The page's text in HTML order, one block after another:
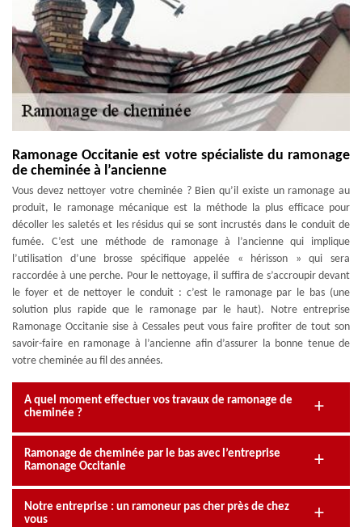
Ramonage Occitanie est votre spécialiste du ramonage
de cheminée à l’ancienne
Vous devez nettoyer votre cheminée ? Bien qu’il existe un ramonage au
produit, le ramonage mécanique est la méthode la plus efficace pour
décoller les saletés et les résidus qui se sont incrustés dans le conduit de
fumée. C’est une méthode de ramonage à l’ancienne qui implique
l’utilisation d’une brosse spécifique appelée « hérisson » qui sera
raccordée à une perche. Pour le nettoyage, il suffira de s’accroupir devant
le foyer et de nettoyer le conduit : c’est le ramonage par le bas (une
solution plus rapide que le ramonage par le haut). Notre entreprise
Ramonage Occitanie sise à Cessales peut vous faire profiter de tout son
savoir-faire en ramonage à l’ancienne afin d’assurer la bonne tenue de
votre cheminée au fil des années.
A quel moment effectuer vos travaux de ramonage de
cheminée ?
Ramonage de cheminée par le bas avec l’entreprise
Ramonage Occitanie
Notre entreprise : un ramoneur pas cher près de chez
vous